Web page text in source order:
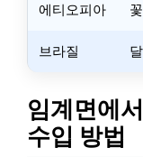
에티오피아
브라질
임계면에
수입 방법